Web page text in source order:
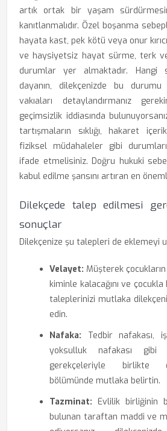
artık ortak bir yaşam
kanıtlanmalıdır. Özel boşanma
hayata kast, pek kötü veya onur
ve haysiyetsiz hayat sürme, terk
durumlar yer almaktadır. Hangi
dayanın, dilekçenizde bu
vakıaları detaylandırmanız
geçimsizlik iddiasında
tartışmaların sıklığı, hakaret
fiziksel müdahaleler gibi
ifade etmelisiniz. Doğru hukuki
kabul edilme şansını artıran en
Dilekçede talep edilmesi
sonuçlar
Dilekçenize şu talepleri de eklemeyi
Velayet: Müşterek
kiminle kalacağını ve
taleplerinizi mutlaka
edin.
Nafaka: Tedbir nafakası,
yoksulluk nafakası gibi
gerekçeleriyle birlikte
bölümünde mutlaka belirtin.
Tazminat: Evlilik birliğinin
bulunan taraftan maddi ve